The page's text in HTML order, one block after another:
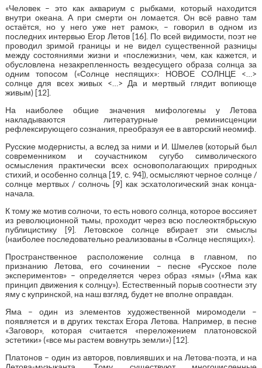
«Человек – это как аквариум с рыбками, который находится
внутри океана. А при смерти он ломается. Он всё равно там
остаётся, но у него уже нет рамок», – говорил в одном из
последних интервью Егор Летов [16]. По всей видимости, поэт не
проводил зримой границы и не видел существенной разницы
между состояниями жизни и «послежизни», чем, как кажется, и
обусловлена незакрепленность вездесущего образа солнца за
одним топосом («Солнце неспящих»: НОВОЕ СОЛНЦЕ <…>
солнце для всех живых <…> Да и мертвый глядит вопиюще
живым) [12].
На наиболее общие значения мифологемы у Летова
накладываются литературные реминисценции
рефлексирующего сознания, преобразуя ее в авторский неомиф.
Русские модернисты, а вслед за ними и И. Шмелев (который был
современником и соучастником сугубо символического
осмысления практически всех основополагающих природных
стихий, и особенно солнца [19, с. 94]), осмысляют черное солнце /
солнце мертвых / солночь [9] как эсхатологический знак конца-
начала.
К тому же мотив солночи, то есть нового солнца, которое воссияет
из революционной тьмы, проходит через всю послеоктябрьскую
публицистику [9]. Летовское солнце вбирает эти смыслы
(наиболее последовательно реализованы в «Солнце неспящих»).
Пространственное расположение солнца в главном, по
признанию Летова, его сочинении – песне «Русское поле
экспериментов» – определяется через образ «ямы» («Яма как
принцип движения к солнцу»). Естественный порыв соотнести эту
яму с купринской, на наш взгляд, будет не вполне оправдан.
Яма – один из элементов художественной миромодели –
появляется и в других текстах Егора Летова. Например, в песне
«Заговор», которая считается «переложением платоновской
эстетики» («все мы растем вовнутрь земли») [12].
Платонов – один из авторов, повлиявших и на Летова-поэта, и на